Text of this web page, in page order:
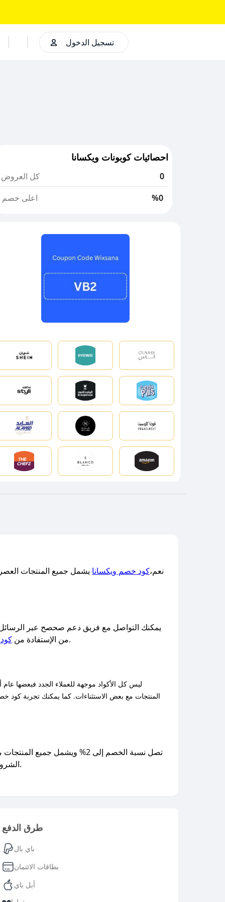
تسجيل الدخول
احصائيات كوبونات ويكسانا
كل العروض
0
اعلى خصم
%0
نعم،كود خصم ويكسانا يشمل جميع المنتجات
يمكنك التواصل مع فريق دعم صحصح عبر
من الإستفادة منوالتبضع بكل راحة. كما يُمكنك تجربة كود خصم ويكسانا 2% أو كود خصم ويكسانا السعودية المتجدد باستمرار.​
تصل نسبة الخصم إلى 2% ويشمل جميع المنتجات مع بعض الاستثناءات، ويمكن الحصول عليها بسهولة من خلال
الشروط المحددة للعروض. كما يمكنك الاستفادة من عروض مثل كود خصم ويكسانا السعودية وكود خصم ويكسانا 2% عند توفرها.​
طرق الدفع
باي بال
بطاقات الائتمان
أبل باي